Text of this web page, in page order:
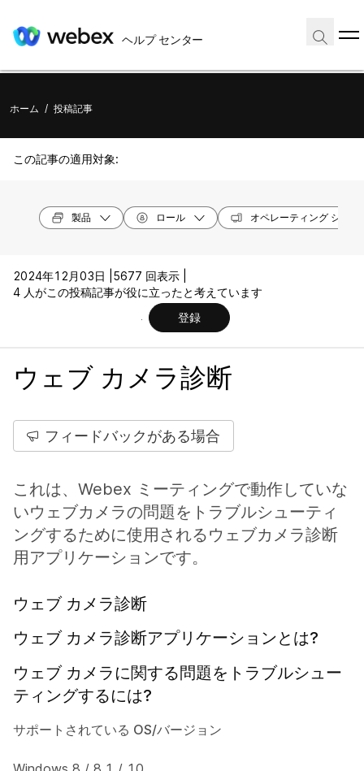
ヘルプ センター
ホーム / 投稿記事
この記事の適用対象:
製品 ロール オペレーティング システ
2024年12月03日 | 5677 回表示 |
4 人がこの投稿記事が役に立ったと考えています
登録
ウェブ カメラ診断
フィードバックがある場合
これは、Webex ミーティングで動作していな
いウェブカメラの問題をトラブルシューティ
ングするために使用されるウェブカメラ診断
用アプリケーションです。
ウェブ カメラ診断
ウェブ カメラ診断アプリケーションとは?
ウェブ カメラに関する問題をトラブルシュー
ティングするには?
サポートされている OS/バージョン